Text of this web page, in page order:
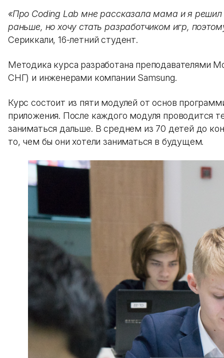
«Про Coding Lab мне рассказала мама и я решил
раньше, но хочу стать разработчиком игр,
Сериккали, 16-летний студент.
Методика курса разработана преподавателями
СНГ) и инженерами компании Samsung.
Курс состоит из пяти модулей от основ
приложения. После каждого модуля проводится
заниматься дальше. В среднем из 70 детей до
то, чем бы они хотели заниматься в будущем.